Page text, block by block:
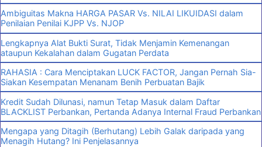
Ambiguitas Makna HARGA PASAR Vs. NILAI LIKUIDASI dalam
Penilaian Penilai KJPP Vs. NJOP
Lengkapnya Alat Bukti Surat, Tidak Menjamin Kemenangan
ataupun Kekalahan dalam Gugatan Perdata
RAHASIA : Cara Menciptakan LUCK FACTOR, Jangan Pernah Sia-
Siakan Kesempatan Menanam Benih Perbuatan Bajik
Kredit Sudah Dilunasi, namun Tetap Masuk dalam Daftar
BLACKLIST Perbankan, Pertanda Adanya Internal Fraud Perbankan
Mengapa yang Ditagih (Berhutang) Lebih Galak daripada yang
Menagih Hutang? Ini Penjelasannya